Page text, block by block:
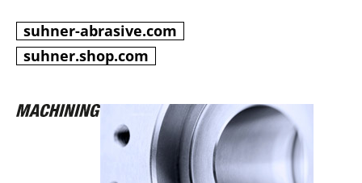
suhner-abrasive.com
suhner.shop.com